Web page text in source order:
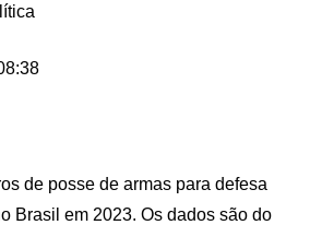
de posse de armas para defesa
Brasil em 2023. Os dados são do